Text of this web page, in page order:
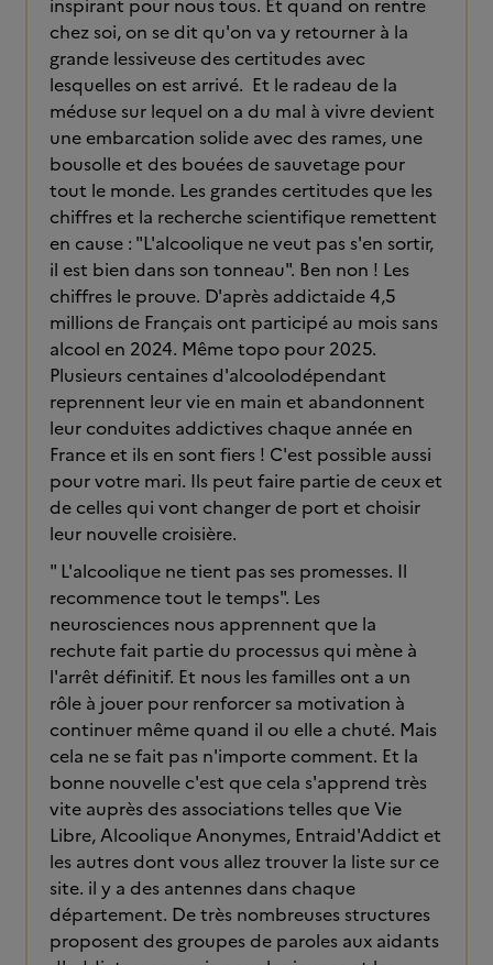
inspirant pour nous tous. Et quand on rentre
chez soi, on se dit qu'on va y retourner à la
grande lessiveuse des certitudes avec
lesquelles on est arrivé. Et le radeau de la
méduse sur lequel on a du mal à vivre devient
une embarcation solide avec des rames, une
bousolle et des bouées de sauvetage pour
tout le monde. Les grandes certitudes que les
chiffres et la recherche scientifique remettent
en cause : "L'alcoolique ne veut pas s'en sortir,
il est bien dans son tonneau". Ben non ! Les
chiffres le prouve. D'après addictaide 4,5
millions de Français ont participé au mois sans
alcool en 2024. Même topo pour 2025.
Plusieurs centaines d'alcoolodépendant
reprennent leur vie en main et abandonnent
leur conduites addictives chaque année en
France et ils en sont fiers ! C'est possible aussi
pour votre mari. Ils peut faire partie de ceux et
de celles qui vont changer de port et choisir
leur nouvelle croisière.
" L'alcoolique ne tient pas ses promesses. Il
recommence tout le temps". Les
neurosciences nous apprennent que la
rechute fait partie du processus qui mène à
l'arrêt définitif. Et nous les familles ont a un
rôle à jouer pour renforcer sa motivation à
continuer même quand il ou elle a chuté. Mais
cela ne se fait pas n'importe comment. Et la
bonne nouvelle c'est que cela s'apprend très
vite auprès des associations telles que Vie
Libre, Alcoolique Anonymes, Entraid'Addict et
les autres dont vous allez trouver la liste sur ce
site. il y a des antennes dans chaque
département. De très nombreuses structures
proposent des groupes de paroles aux aidants